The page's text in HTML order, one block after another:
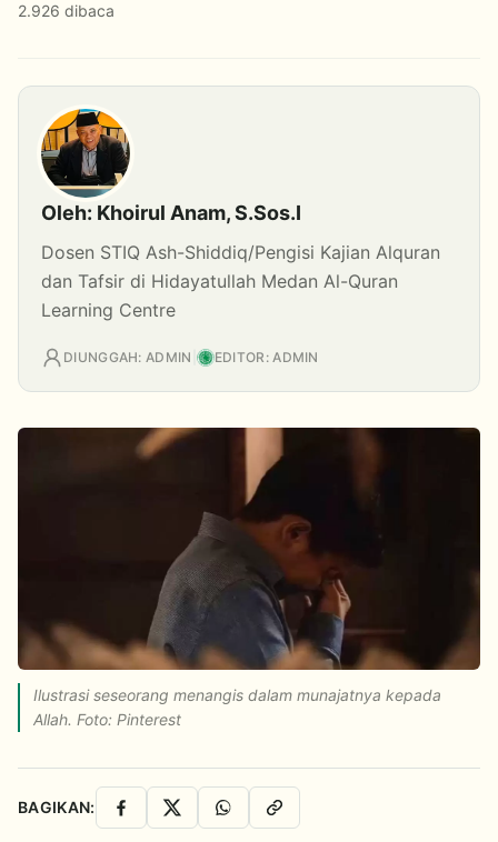
2.926 dibaca
Oleh: Khoirul Anam, S.Sos.I
Dosen STIQ Ash-Shiddiq/Pengisi Kajian Alquran
dan Tafsir di Hidayatullah Medan Al-Quran
Learning Centre
DIUNGGAH: ADMIN EDITOR: ADMIN
Ilustrasi seseorang menangis dalam munajatnya kepada
Allah. Foto: Pinterest
BAGIKAN: Facebook
X WhatsAppSalin Link